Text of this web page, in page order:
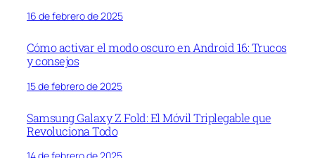
16 de febrero de 2025
Cómo activar el modo oscuro en Android 16: Trucos
y consejos
15 de febrero de 2025
Samsung Galaxy Z Fold: El Móvil Triplegable que
Revoluciona Todo